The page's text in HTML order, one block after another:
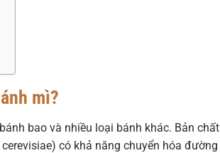
mì?
bao và nhiều loại bánh khác. Bản chất
có khả năng chuyển hóa đường